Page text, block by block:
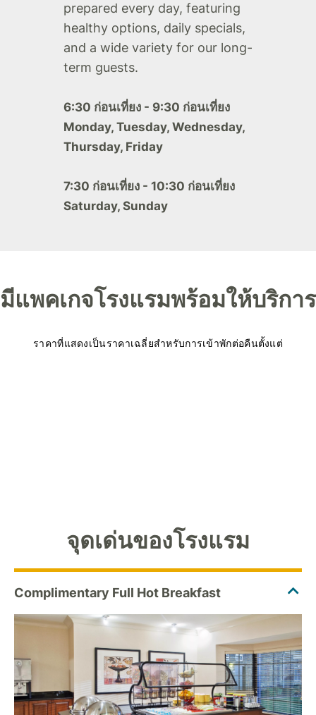
prepared every day, featuring
healthy options, daily specials,
and a wide variety for our long-
term guests.
6:30 ก่อนเที่ยง - 9:30 ก่อนเที่ยง
Monday, Tuesday, Wednesday,
Thursday, Friday
7:30 ก่อนเที่ยง - 10:30 ก่อนเที่ยง
Saturday, Sunday
มีแพคเกจโรงแรมพร้อมให้บริการ
ราคาที่แสดงเป็นราคาเฉลี่ยสำหรับการเข้าพักต่อคืนตั้งแต่
จุดเด่นของโรงแรม